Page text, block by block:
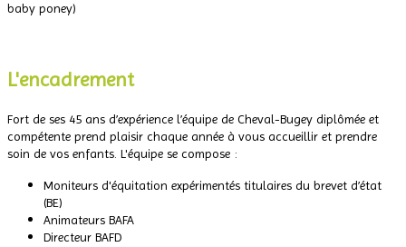
baby poney)
L'encadrement
Fort de ses 45 ans d’expérience l’équipe de Cheval-Bugey diplômée et
compétente prend plaisir chaque année à vous accueillir et prendre
soin de vos enfants. L'équipe se compose :
Moniteurs d'équitation expérimentés titulaires du brevet d’état
(BE)
Animateurs BAFA
Directeur BAFD